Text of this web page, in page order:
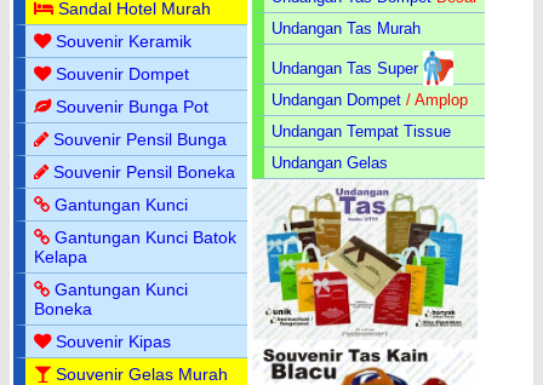
Sandal Hotel Murah
Souvenir Keramik
Souvenir Dompet
Souvenir Bunga Pot
Souvenir Pensil Bunga
Souvenir Pensil Boneka
Gantungan Kunci
Gantungan Kunci Batok
Kelapa
Gantungan Kunci
Boneka
Souvenir Kipas
Souvenir Gelas Murah
Undangan Tas Murah
Undangan Tas Super
Undangan Dompet / Amplop
Undangan Tempat Tissue
Undangan Gelas